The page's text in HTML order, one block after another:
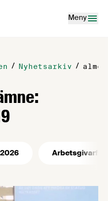
Meny
/ Nyhetsarkiv /